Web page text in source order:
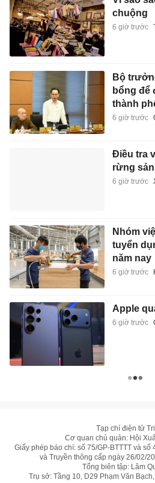
chuộng
6 giờ trước
Bộ
bổng để
thành
6 giờ trước
Điều tra
rừng
6 giờ trước
Nhóm
tuyển
năm nay
6 giờ trước
Apple
6 giờ trước
Tạp chí điện tử
Cơ quan chủ quản: Hội
Giấy phép báo chí: số 75/GP-BTTTT và số
và Truyền thông cấp ngày 26/02/
Tổng biên tập: Lâm
Trụ sở: Tầng 10, D29 Phạm Văn